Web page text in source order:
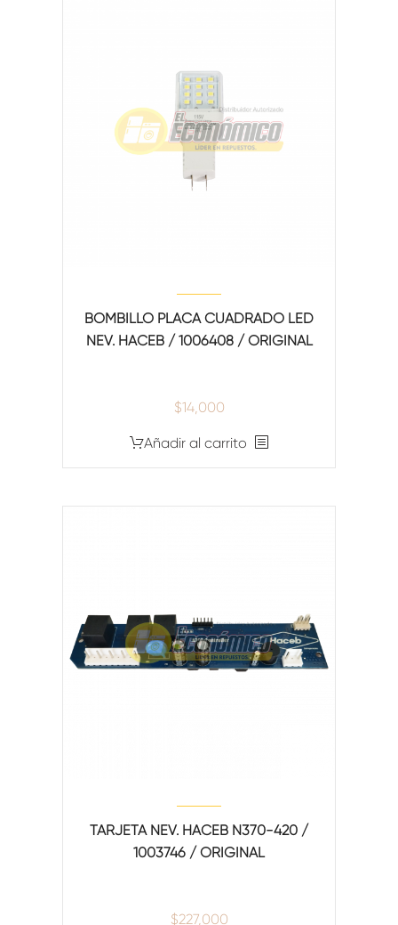
BOMBILLO PLACA CUADRADO LED
NEV. HACEB / 1006408 / ORIGINAL
$14,000
Añadir al carrito
TARJETA NEV. HACEB N370-420 /
1003746 / ORIGINAL
$227,000